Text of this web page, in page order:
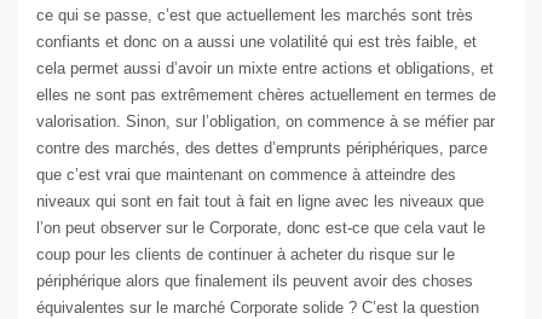
ce qui se passe, c’est que actuellement les marchés sont très
confiants et donc on a aussi une volatilité qui est très faible, et
cela permet aussi d’avoir un mixte entre actions et obligations, et
elles ne sont pas extrêmement chères actuellement en termes de
valorisation. Sinon, sur l’obligation, on commence à se méfier par
contre des marchés, des dettes d’emprunts périphériques, parce
que c’est vrai que maintenant on commence à atteindre des
niveaux qui sont en fait tout à fait en ligne avec les niveaux que
l’on peut observer sur le Corporate, donc est-ce que cela vaut le
coup pour les clients de continuer à acheter du risque sur le
périphérique alors que finalement ils peuvent avoir des choses
équivalentes sur le marché Corporate solide ? C’est la question